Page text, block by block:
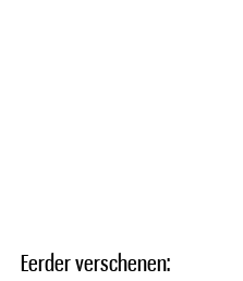
Eerder verschenen: